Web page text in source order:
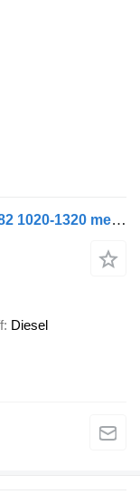
MAN Vehicle Rigid 6x2-2 BDF 7,45/7,82 1020-1320 mechanic
Diesel